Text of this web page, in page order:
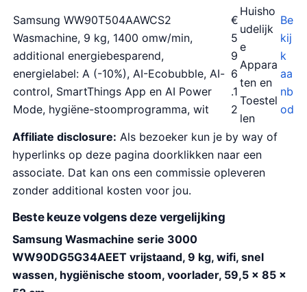
Samsung WW90T504AAWCS2
Wasmachine, 9 kg, 1400 omw/min,
additional energiebesparend,
energielabel: A (-10%), AI-Ecobubble, AI-
control, SmartThings App en AI Power
Mode, hygiëne-stoomprogramma, wit
€
5
9
6
.1
2
Huisho
udelijk
e
Appara
ten en
Toestel
len
Be
kij
k
aa
nb
od
Affiliate disclosure: Als bezoeker kun je by way of
hyperlinks op deze pagina doorklikken naar een
associate. Dat kan ons een commissie opleveren
zonder additional kosten voor jou.
Beste keuze volgens deze vergelijking
Samsung Wasmachine serie 3000
WW90DG5G34AEET vrijstaand, 9 kg, wifi, snel
wassen, hygiënische stoom, voorlader, 59,5 x 85 x